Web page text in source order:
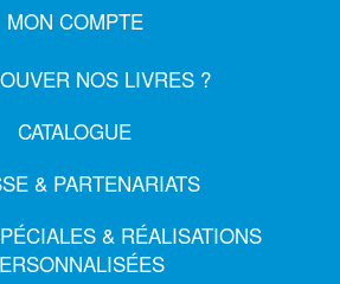
MON COMPTE
NOS LIVRES ?
CATALOGUE
& PARTENARIATS
& RÉALISATIONS